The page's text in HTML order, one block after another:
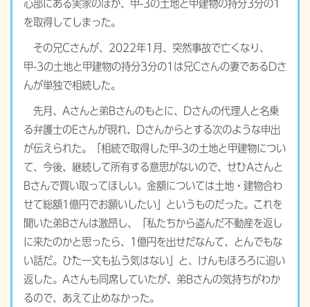
心部にある実家のほか、甲-3の土地と甲建物の持分3分の1
を取得してしまった。
その兄Cさんが、2022年1月、突然事故で亡くなり、
甲-3の土地と甲建物の持分3分の1は兄Cさんの妻であるDさ
んが単独で相続した。
先月、Aさんと弟Bさんのもとに、Dさんの代理人と名乗
る弁護士のEさんが現れ、Dさんからとする次のような申出
が伝えられた。「相続で取得した甲-3の土地と甲建物につい
て、今後、継続して所有する意思がないので、ぜひAさんと
Bさんで買い取ってほしい。金額については土地・建物合わ
せて総額1億円でお願いしたい」というものだった。これを
聞いた弟Bさんは激昂し、「私たちから盗んだ不動産を返し
に来たのかと思ったら、1億円を出せだなんて、とんでもな
い話だ。びた一文も払う気はない」と、けんもほろろに追い
返した。Aさんも同席していたが、弟Bさんの気持ちがわか
るので、あえて止めなかった。